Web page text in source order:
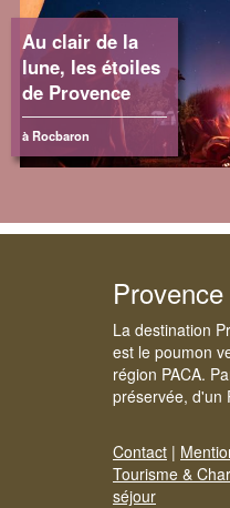
Au clair de la
lune, les étoiles
de Provence
à Rocbaron
La destination
est le poumon
région PACA.
préservée, d'un
Contact |
Tourisme &
séjour